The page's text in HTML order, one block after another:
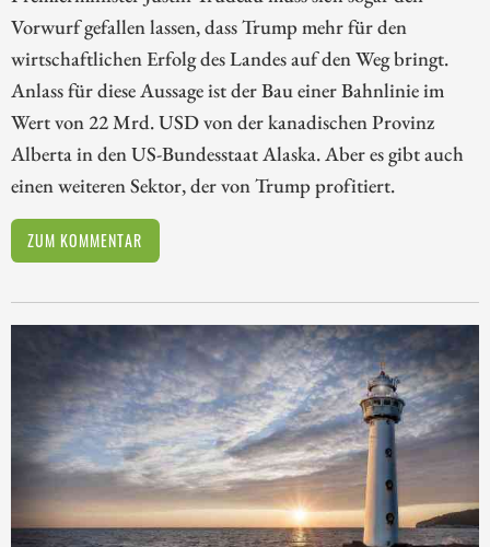
Vorwurf gefallen lassen, dass Trump mehr für den
wirtschaftlichen Erfolg des Landes auf den Weg bringt.
Anlass für diese Aussage ist der Bau einer Bahnlinie im
Wert von 22 Mrd. USD von der kanadischen Provinz
Alberta in den US-Bundesstaat Alaska. Aber es gibt auch
einen weiteren Sektor, der von Trump profitiert.
ZUM KOMMENTAR